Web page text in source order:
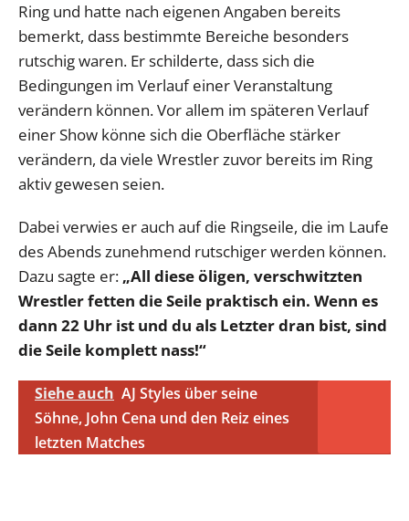
Ring und hatte nach eigenen Angaben bereits
bemerkt, dass bestimmte Bereiche besonders
rutschig waren. Er schilderte, dass sich die
Bedingungen im Verlauf einer Veranstaltung
verändern können. Vor allem im späteren Verlauf
einer Show könne sich die Oberfläche stärker
verändern, da viele Wrestler zuvor bereits im Ring
aktiv gewesen seien.
Dabei verwies er auch auf die Ringseile, die im Laufe
des Abends zunehmend rutschiger werden können.
Dazu sagte er: „All diese öligen, verschwitzten
Wrestler fetten die Seile praktisch ein. Wenn es
dann 22 Uhr ist und du als Letzter dran bist, sind
die Seile komplett nass!“
Siehe auch AJ Styles über seine
Söhne, John Cena und den Reiz eines
letzten Matches